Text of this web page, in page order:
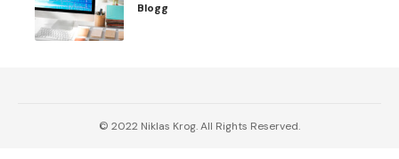
Blogg
© 2022 Niklas Krog. All Rights Reserved.